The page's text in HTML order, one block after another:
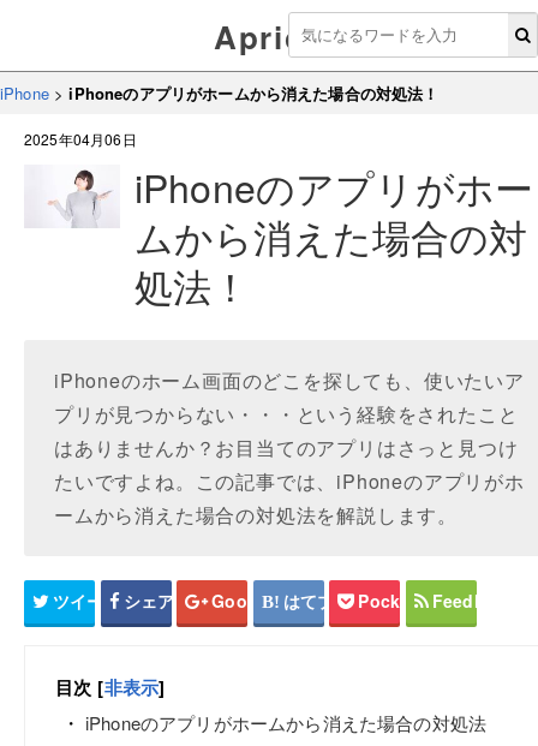
Aprico
iPhone>iPhoneのアプリがホームから消えた場合の対処法！
2025年04月06日
iPhoneのアプリがホー
ムから消えた場合の対
処法！
iPhoneのホーム画面のどこを探しても、使いたいア
プリが見つからない・・・という経験をされたこと
はありませんか？お目当てのアプリはさっと見つけ
たいですよね。この記事では、iPhoneのアプリがホ
ームから消えた場合の対処法を解説します。
ツイート シェア Google+ はてブ Pocket Feedly
目次 [非表示]
iPhoneのアプリがホームから消えた場合の対処法